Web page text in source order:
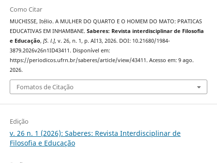
Como Citar
MUCHISSE, Itélio. A MULHER DO QUARTO E O HOMEM DO MATO: PRATICAS
EDUCATIVAS EM INHAMBANE. Saberes: Revista interdisciplinar de Filosofia
e Educação, [S. l.], v. 26, n. 1, p. AI13, 2026. DOI: 10.21680/1984-
3879.2026v26n1ID43411. Disponível em:
https://periodicos.ufrn.br/saberes/article/view/43411. Acesso em: 9 ago.
2026.
Fomatos de Citação
Edição
v. 26 n. 1 (2026): Saberes: Revista Interdisciplinar de
Filosofia e Educação